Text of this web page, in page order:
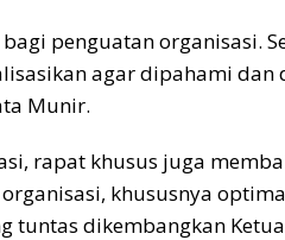
penguatan organisasi.
agar dipahami dan
Munir.
rapat khusus juga
khususnya
tuntas dikembangkan